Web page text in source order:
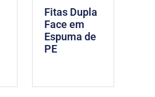
Fitas Dupla
Face em
Espuma de
PE